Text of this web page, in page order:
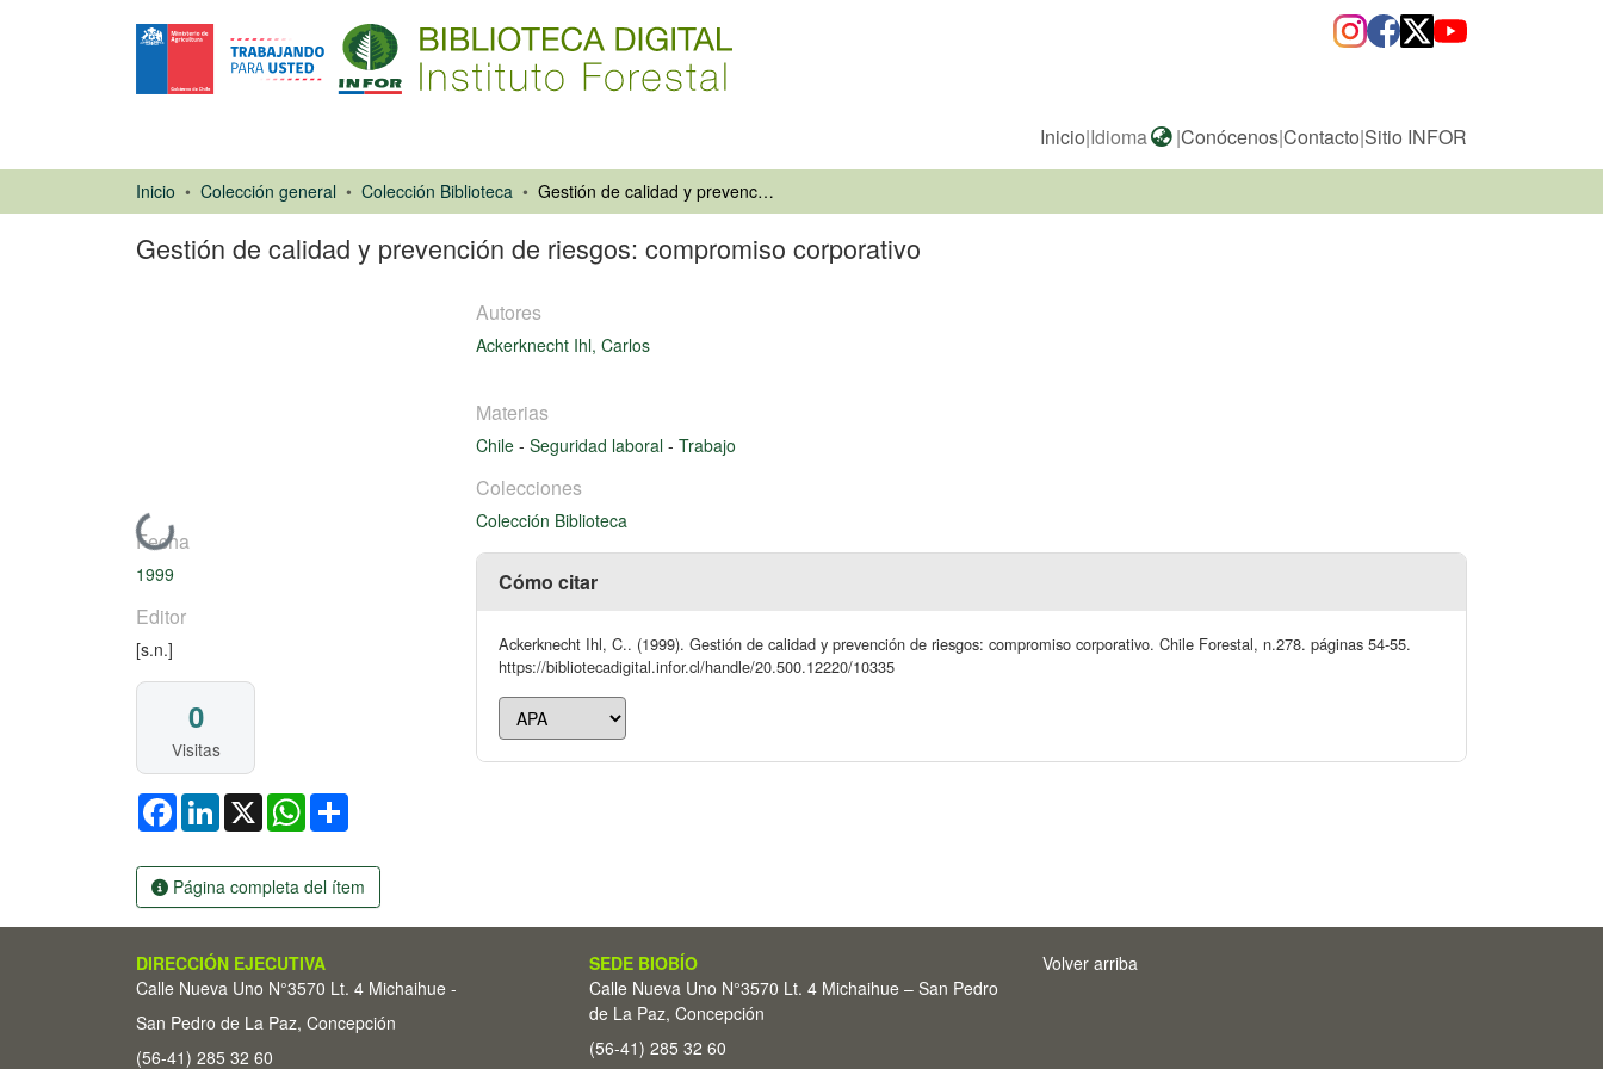
Inicio|Idioma |Conócenos|Contacto|Sitio INFOR
Inicio Colección general Colección Biblioteca Gestión de calidad y prevención de riesgos: compromiso corporativo
Gestión de calidad y prevención de riesgos: compromiso corporativo
Cargando...
Fecha
1999
Editor
[s.n.]
0
Visitas
FacebookLinkedIn
X WhatsApp
Página completa del ítem
Autores
Ackerknecht Ihl, Carlos
Materias
Chile - Seguridad laboral - Trabajo
Colecciones
Colección Biblioteca
Cómo citar
Ackerknecht Ihl, C.. (1999). Gestión de calidad y prevención de riesgos: compromiso corporativo. Chile Forestal, n.278. páginas 54-55.
https://bibliotecadigital.infor.cl/handle/20.500.12220/10335
DIRECCIÓN EJECUTIVA
Calle Nueva Uno N°3570 Lt. 4 Michaihue -
San Pedro de La Paz, Concepción
(56-41) 285 32 60
SEDE BIOBÍO
Calle Nueva Uno N°3570 Lt. 4 Michaihue – San Pedro
de La Paz, Concepción
(56-41) 285 32 60
Volver arriba